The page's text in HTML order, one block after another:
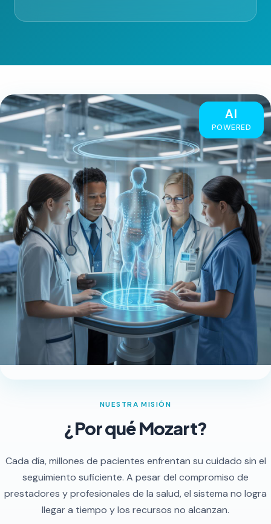
AI
POWERED
NUESTRA MISIÓN
¿Por qué Mozart?
Cada día, millones de pacientes enfrentan su cuidado sin el
seguimiento suficiente. A pesar del compromiso de
prestadores y profesionales de la salud, el sistema no logra
llegar a tiempo y los recursos no alcanzan.